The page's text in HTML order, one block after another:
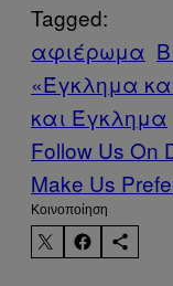
Tagged:
αφιέρωμα
«Έγκλημα
και Έγκλημα
Follow Us On
Make Us
Kοινοποίηση